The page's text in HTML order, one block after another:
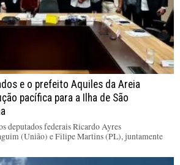
e o prefeito Aquiles da Areia
pacífica para a Ilha de São
deputados federais Ricardo Ayres
(União) e Filipe Martins (PL), juntamente